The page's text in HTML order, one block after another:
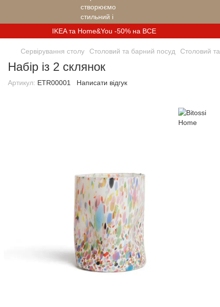
IKEA та Home&You -50% на ВСЕ
Сервірування столу Столовий та барний посуд Столовий
Набір із 2 склянок
Артикул: ETR00001 Написати відгук